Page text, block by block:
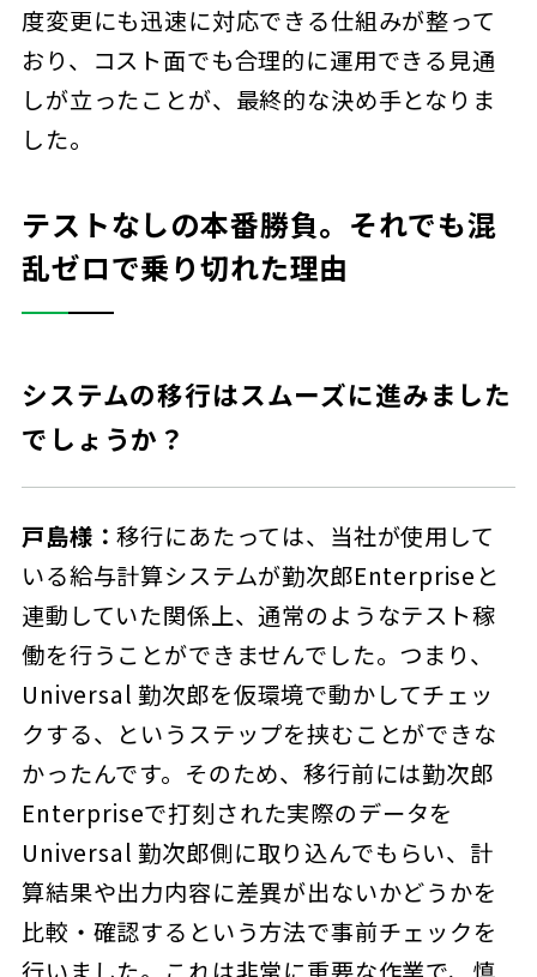
度変更にも迅速に対応できる仕組みが整って
おり、コスト面でも合理的に運用できる見通
しが立ったことが、最終的な決め手となりま
した。
テストなしの本番勝負。それでも混
乱ゼロで乗り切れた理由
システムの移行はスムーズに進みました
でしょうか？
戸島様：移行にあたっては、当社が使用して
いる給与計算システムが勤次郎Enterpriseと
連動していた関係上、通常のようなテスト稼
働を行うことができませんでした。つまり、
Universal 勤次郎を仮環境で動かしてチェッ
クする、というステップを挟むことができな
かったんです。そのため、移行前には勤次郎
Enterpriseで打刻された実際のデータを
Universal 勤次郎側に取り込んでもらい、計
算結果や出力内容に差異が出ないかどうかを
比較・確認するという方法で事前チェックを